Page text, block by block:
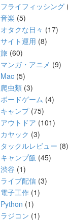
フライフィッシング
音楽 (5)
オタクな日々 (17)
サイト運用 (8)
旅 (60)
マンガ・アニメ (9)
Mac(5)
爬虫類(3)
ボードゲーム (4)
キャンプ(75)
アウトドア (101)
カヤック (3)
タックルレビュー (8)
キャンプ飯 (45)
渋谷 (1)
ライブ配信(3)
電子工作(1)
Python (1)
ラジコン (1)